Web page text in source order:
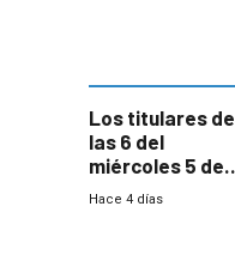
Los titulares de
las 6 del
miércoles 5 de
agosto de 2026
Hace 4 días